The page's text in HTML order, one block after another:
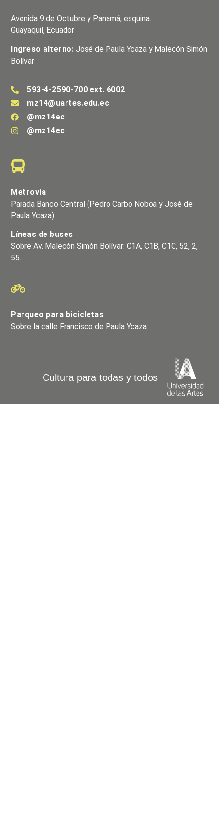
Avenida 9 de Octubre y Panamá, esquina.
Guayaquil, Ecuador
Ingreso alterno: José de Paula Ycaza y Malecón Simón
Bolívar
593-4-2590-700 ext. 6002
mz14@uartes.edu.ec
@mz14ec
@mz14ec
Metrovía
Parada Banco Central (Pedro Carbo Noboa y José de
Paula Ycaza)
Líneas de buses
Sobre Av. Malecón Simón Bolívar: C1A, C1B, C1C, 52, 2,
55.
Parqueo para bicicletas
Sobre la calle Francisco de Paula Ycaza
Cultura para todas y todos